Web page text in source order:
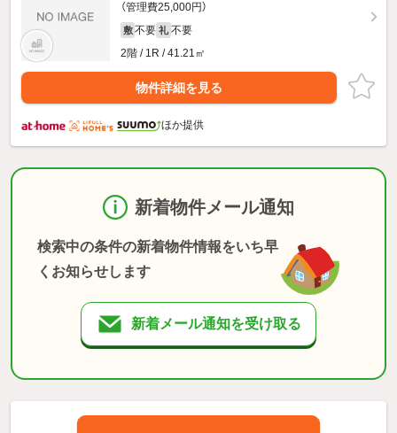
（管理費25,000円）
敷 不要 礼 不要
2階 / 1R / 41.21㎡
物件詳細を見る
ほか提供
新着物件メール通知
検索中の条件の新着物件情報をいち早
くお知らせします
新着メール通知を受け取る